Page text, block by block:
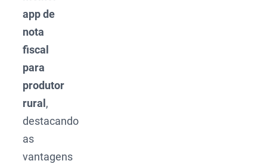
app de
nota
fiscal
para
produtor
rural ,
destacando
as
vantagens